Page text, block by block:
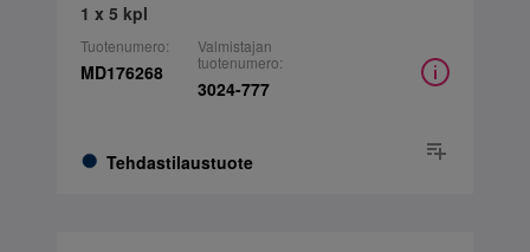
1 x 5 kpl
Tuotenumero:
MD176268
Tehdastilaustuote
Valmistajan
tuotenumero:
3024-777